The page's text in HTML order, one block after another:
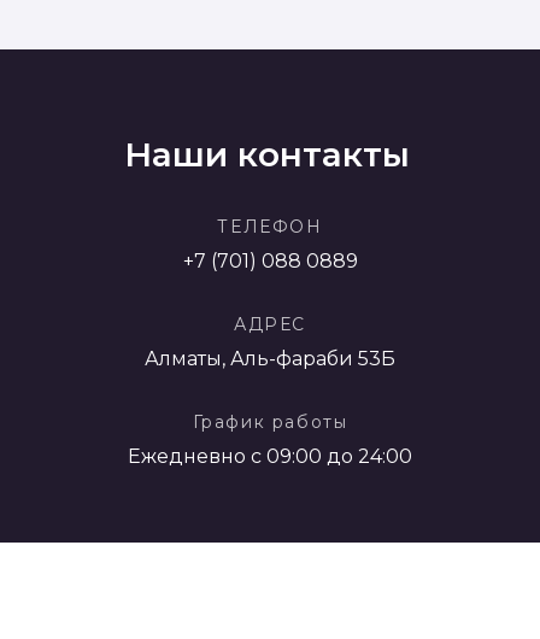
Наши контакты
ТЕЛЕФОН
+7 (701) 088 0889
АДРЕС
Алматы, Аль-фараби 53Б
График работы
Ежедневно с 09:00 до 24:00